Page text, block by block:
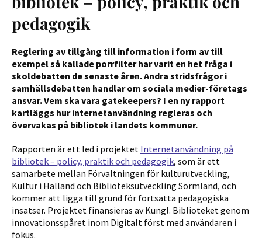
pedagogik
Reglering av tillgång till information i form av till
exempel så kallade porrfilter har varit en het fråga i
skoldebatten de senaste åren. Andra stridsfrågor i
samhällsdebatten handlar om sociala medier-företags
ansvar. Vem ska vara gatekeepers? I en ny rapport
kartläggs hur internetanvändning regleras och
övervakas på bibliotek i landets kommuner.
Rapporten är ett led i projektet Internetanvändning på
bibliotek – policy, praktik och pedagogik, som är ett
samarbete mellan Förvaltningen för kulturutveckling,
Kultur i Halland och Biblioteksutveckling Sörmland, och
kommer att ligga till grund för fortsatta pedagogiska
insatser. Projektet finansieras av Kungl. Biblioteket genom
innovationsspåret inom Digitalt först med användaren i
fokus.